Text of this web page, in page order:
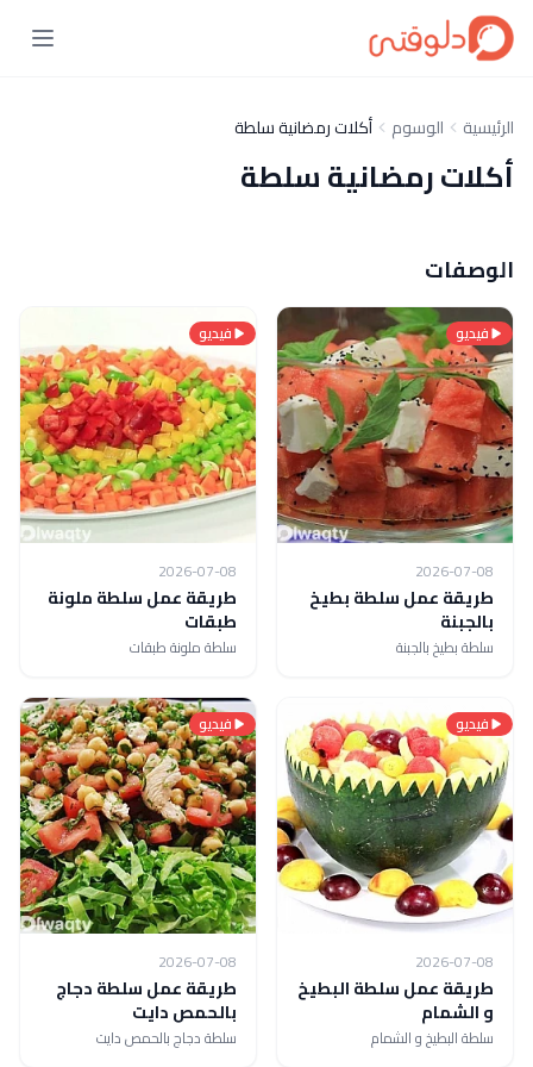
الرئيسية الوسوم أكلات رمضانية سلطة
أكلات رمضانية سلطة
الوصفات
فيديو
2026-07-08
طريقة عمل سلطة بطيخ
بالجبنة
سلطة بطيخ بالجبنة
فيديو
2026-07-08
طريقة عمل سلطة ملونة
طبقات
سلطة ملونة طبقات
فيديو
2026-07-08
طريقة عمل سلطة البطيخ
و الشمام
سلطة البطيخ و الشمام
فيديو
2026-07-08
طريقة عمل سلطة دجاج
بالحمص دايت
سلطة دجاج بالحمص دايت